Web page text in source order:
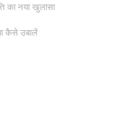
का नया खुलासा
कैसे उबालें